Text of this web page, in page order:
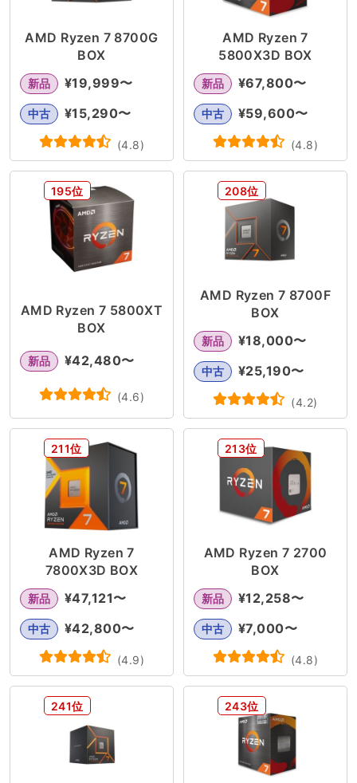
AMD Ryzen 7 8700G
BOX
新品 ¥19,999〜
中古 ¥15,290〜
(4.8)
AMD Ryzen 7
5800X3D BOX
新品 ¥67,800〜
中古 ¥59,600〜
(4.8)
195位
AMD Ryzen 7 5800XT
BOX
新品 ¥42,480〜
(4.6)
208位
AMD Ryzen 7 8700F
BOX
新品 ¥18,000〜
中古 ¥25,190〜
(4.2)
211位
AMD Ryzen 7
7800X3D BOX
新品 ¥47,121〜
中古 ¥42,800〜
(4.9)
213位
AMD Ryzen 7 2700
BOX
新品 ¥12,258〜
中古 ¥7,000〜
(4.8)
241位 243位